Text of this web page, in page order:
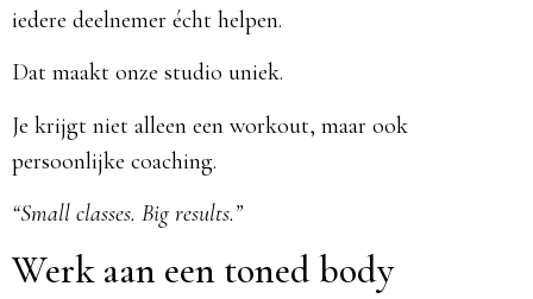
iedere deelnemer écht helpen.
Dat maakt onze studio uniek.
Je krijgt niet alleen een workout, maar ook
persoonlijke coaching.
“Small classes. Big results.”
Werk aan een toned body